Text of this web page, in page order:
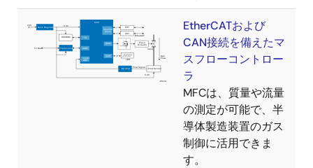
EtherCATおよび
CAN接続を備えたマ
スフローコントロー
ラ
MFCは、質量や流量
の測定が可能で、半
導体製造装置のガス
制御に活用できま
す。